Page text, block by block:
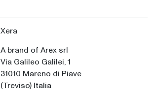
Xera
A brand of Arex srl
Via Galileo Galilei, 1
31010 Mareno di Piave
(Treviso) Italia